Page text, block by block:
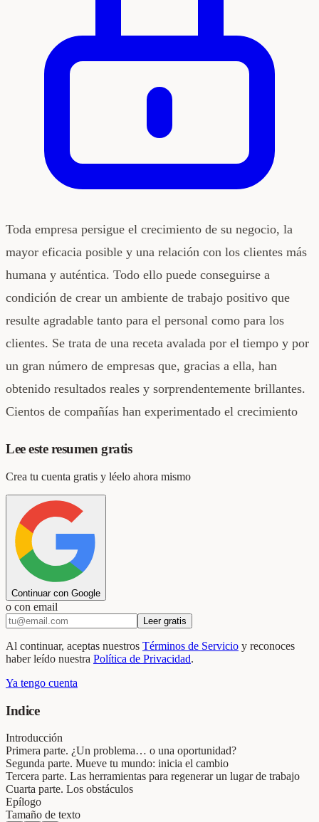
Toda empresa persigue el crecimiento de su negocio, la
mayor eficacia posible y una relación con los clientes más
humana y auténtica. Todo ello puede conseguirse a
condición de crear un ambiente de trabajo positivo que
resulte agradable tanto para el personal como para los
clientes. Se trata de una receta avalada por el tiempo y por
un gran número de empresas que, gracias a ella, han
obtenido resultados reales y sorprendentemente brillantes.
Cientos de compañías han experimentado el crecimiento
Lee este resumen gratis
Crea tu cuenta gratis y léelo ahora mismo
Continuar con Google
o con email
Leer gratis
Al continuar, aceptas nuestros Términos de Servicio y reconoces
haber leído nuestra Política de Privacidad.
Ya tengo cuenta
Indice
Introducción
Primera parte. ¿Un problema… o una oportunidad?
Segunda parte. Mueve tu mundo: inicia el cambio
Tercera parte. Las herramientas para regenerar un lugar de trabajo
Cuarta parte. Los obstáculos
Epílogo
Tamaño de texto